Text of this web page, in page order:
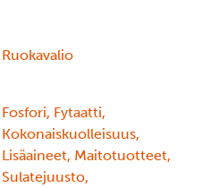
Ruokavalio
Fosfori, Fytaatti,
Kokonaiskuolleisuus,
Lisäaineet, Maitotuotteet,
Sulatejuusto,